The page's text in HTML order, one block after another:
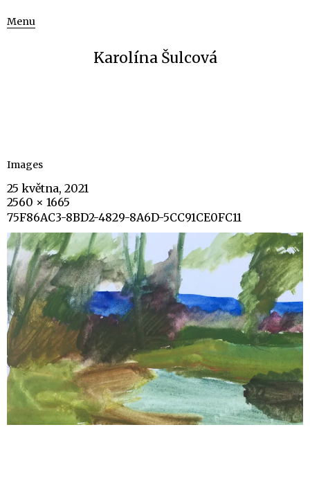
Menu
Karolína Šulcová
Images
25 května, 2021
2560 × 1665
75F86AC3-8BD2-4829-8A6D-5CC91CE0FC11